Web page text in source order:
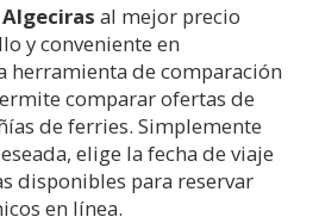
Algeciras al mejor precio
y conveniente en
herramienta de comparación
comparar ofertas de
de ferries. Simplemente
elige la fecha de viaje
disponibles para reservar
en línea.